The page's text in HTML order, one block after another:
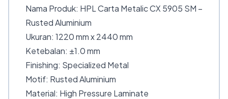
Nama Produk: HPL Carta Metalic CX 5905 SM –
Rusted Aluminium
Ukuran: 1220 mm x 2440 mm
Ketebalan: ±1.0 mm
Finishing: Specialized Metal
Motif: Rusted Aluminium
Material: High Pressure Laminate